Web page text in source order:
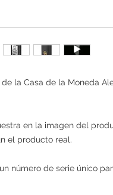
la Casa de la Moneda
en la imagen del
el producto real.
número de serie único